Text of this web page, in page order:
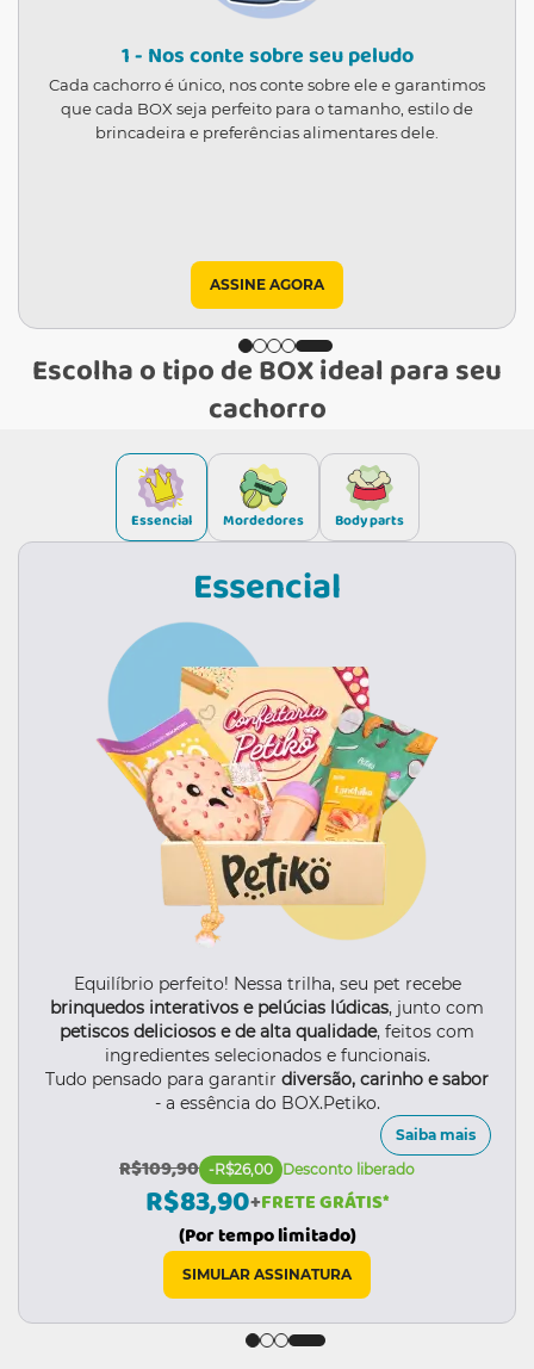
1 - Nos conte sobre seu peludo
Cada cachorro é único, nos conte sobre ele e garantimos
que cada BOX seja perfeito para o tamanho, estilo de
brincadeira e preferências alimentares dele.
ASSINE AGORA
Escolha o tipo de BOX ideal para seu
cachorro
Essencial Mordedores Body parts
Essencial
Equilíbrio perfeito! Nessa trilha, seu pet recebe
brinquedos interativos e pelúcias lúdicas, junto com
petiscos deliciosos e de alta qualidade, feitos com
ingredientes selecionados e funcionais.
Tudo pensado para garantir diversão, carinho e sabor
- a essência do BOX.Petiko.
Saiba mais
R$109,90 -R$26,00 Desconto liberado
R$83,90+FRETE GRÁTIS*
(Por tempo limitado)
SIMULAR ASSINATURA